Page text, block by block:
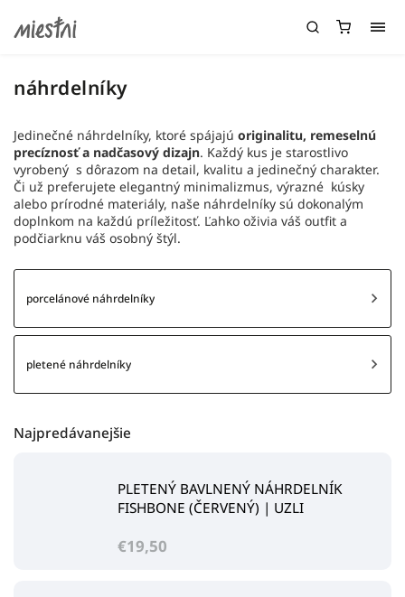
náhrdelníky
Jedinečné náhrdelníky, ktoré spájajú originalitu, remeselnú
precíznosť a nadčasový dizajn. Každý kus je starostlivo
vyrobený s dôrazom na detail, kvalitu a jedinečný charakter.
Či už preferujete elegantný minimalizmus, výrazné kúsky
alebo prírodné materiály, naše náhrdelníky sú dokonalým
doplnkom na každú príležitosť. Ľahko oživia váš outfit a
podčiarknu váš osobný štýl.
porcelánové náhrdelníky
pletené náhrdelníky
Najpredávanejšie
PLETENÝ BAVLNENÝ NÁHRDELNÍK
FISHBONE (ČERVENÝ) | UZLI
€19,50